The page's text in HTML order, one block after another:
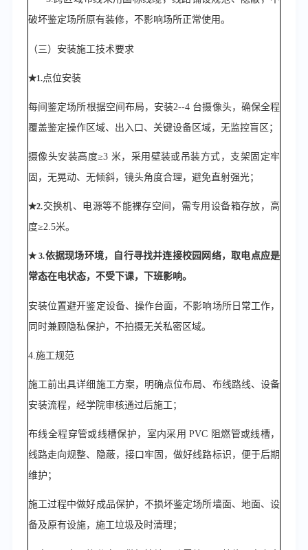
破坏鉴定场所原有装修，不影响场所正常使用。
（三） 安装施工技术要求
★1.点位安装
每间鉴定场所根据空间布局，安装2--4 台摄像头，确保全程
覆盖鉴定操作区域、出入口、关键设备区域，无监控盲区；
摄像头安装高度≥3 米，采用壁装或吊装方式，支架固定牢
固，无晃动、无倾斜，镜头角度合理，避免直射强光；
★2.交换机、电源等不能裸存空间，需专用设备箱存放，高
度≥2.5米。
★ 3.依据现场环境，自行寻找并连接校园网络，取电点应是
常态在电状态，不受下课，下班影响。
安装位置避开鉴定设备、操作台面，不影响场所日常工作，
同时兼顾隐私保护，不拍摄无关私密区域。
4. 施工规范
施工前出具详细施工方案，明确点位布局、布线路线、设备
安装流程，经学院审核通过后施工；
布线全程穿管或线槽保护，室内采用 PVC 阻燃管或线槽 ，
线路走向规整、隐蔽，接口牢固，做好线路标识，便于后期
维护；
施工过程中做好成品保护，不损坏鉴定场所墙面、地面、设
备及原有设施，施工垃圾及时清理；